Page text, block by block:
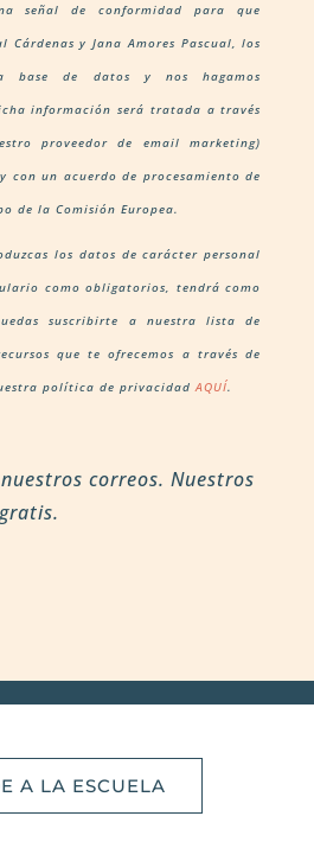
señal de conformidad para que
Cárdenas y Jana Amores Pascual, los
base de datos y nos hagamos
información será tratada a través
proveedor de email marketing)
con un acuerdo de procesamiento de
de la Comisión Europea.
los datos de carácter personal
como obligatorios, tendrá como
suscribirte a nuestra lista de
que te ofrecemos a través de
política de privacidadAQUÍ.
correos. Nuestros
A LA ESCUELA